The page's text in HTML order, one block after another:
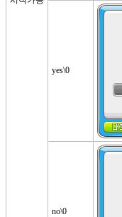
yes\0
no\0